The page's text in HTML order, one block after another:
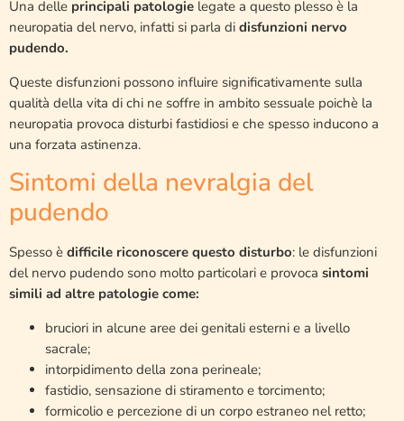
Una delle principali patologie legate a questo plesso è la
neuropatia del nervo, infatti si parla di disfunzioni nervo
pudendo.
Queste disfunzioni possono influire significativamente sulla
qualità della vita di chi ne soffre in ambito sessuale poichè la
neuropatia provoca disturbi fastidiosi e che spesso inducono a
una forzata astinenza.
Sintomi della nevralgia del
pudendo
Spesso è difficile riconoscere questo disturbo: le disfunzioni
del nervo pudendo sono molto particolari e provoca sintomi
simili ad altre patologie come:
bruciori in alcune aree dei genitali esterni e a livello
sacrale;
intorpidimento della zona perineale;
fastidio, sensazione di stiramento e torcimento;
formicolio e percezione di un corpo estraneo nel retto;